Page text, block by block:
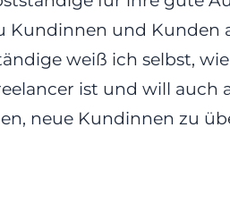
Kundinnen und Kunden
weiß ich selbst,
ist und will auch
neue Kundinnen zu